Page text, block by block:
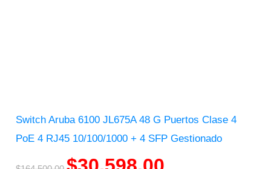
Switch Aruba 6100 JL675A 48 G Puertos Clase 4
PoE 4 RJ45 10/100/1000 + 4 SFP Gestionado